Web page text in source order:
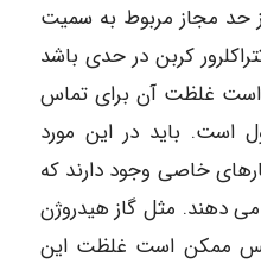
حد مجاز مربوط به سمیت
کربن در حدی باشد
غلظت آن برای تماس
است. باید در این مورد
خاصی وجود دارند که
دهند. مثل گاز هیدروژن
. پس ممکن است غلظت این